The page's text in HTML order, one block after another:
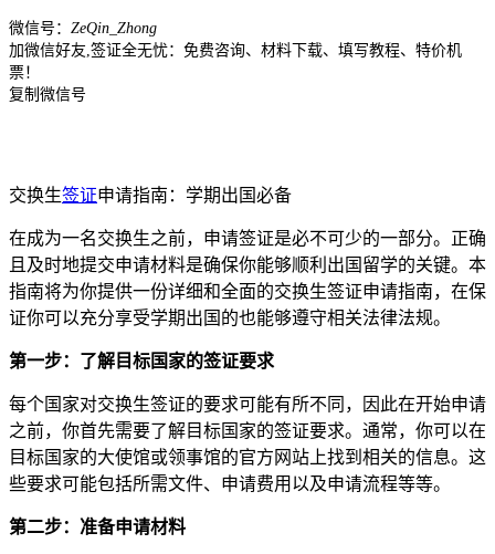
微信号： ZeQin_Zhong
加微信好友,签证全无忧：免费咨询、材料下载、填写教程、特价机
票！
复制微信号
交换生签证申请指南：学期出国必备
在成为一名交换生之前，申请签证是必不可少的一部分。正确
且及时地提交申请材料是确保你能够顺利出国留学的关键。本
指南将为你提供一份详细和全面的交换生签证申请指南，在保
证你可以充分享受学期出国的也能够遵守相关法律法规。
第一步：了解目标国家的签证要求
每个国家对交换生签证的要求可能有所不同，因此在开始申请
之前，你首先需要了解目标国家的签证要求。通常，你可以在
目标国家的大使馆或领事馆的官方网站上找到相关的信息。这
些要求可能包括所需文件、申请费用以及申请流程等等。
第二步：准备申请材料